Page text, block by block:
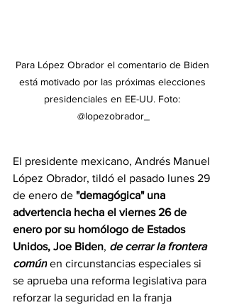
Para López Obrador el comentario de Biden
está motivado por las próximas elecciones
presidenciales en EE-UU. Foto:
@lopezobrador_
El presidente mexicano, Andrés Manuel
López Obrador, tildó el pasado lunes 29
de enero de "demagógica" una
advertencia hecha el viernes 26 de
enero por su homólogo de Estados
Unidos, Joe Biden, de cerrar la frontera
común en circunstancias especiales si
se aprueba una reforma legislativa para
reforzar la seguridad en la franja